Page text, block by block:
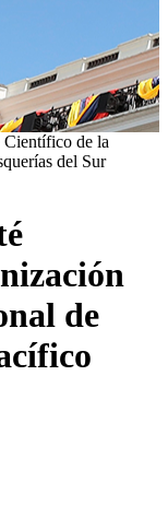
Científico de la
del Sur
de